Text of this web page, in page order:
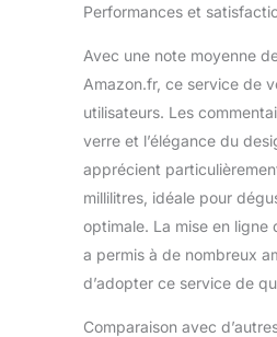
Performances et
Avec une note moyenne
Amazon.fr, ce service de
utilisateurs. Les
verre et l’élégance du
apprécient
millilitres, idéale pour
optimale. La mise en
a permis à de nombreux
d’adopter ce service de
Comparaison avec